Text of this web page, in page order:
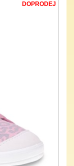
DOPRODEJ